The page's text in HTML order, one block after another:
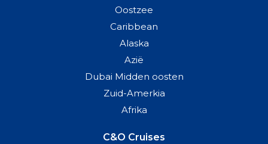
Oostzee
Caribbean
Alaska
Azië
Dubai Midden oosten
Zuid-Amerkia
Afrika
C&O Cruises